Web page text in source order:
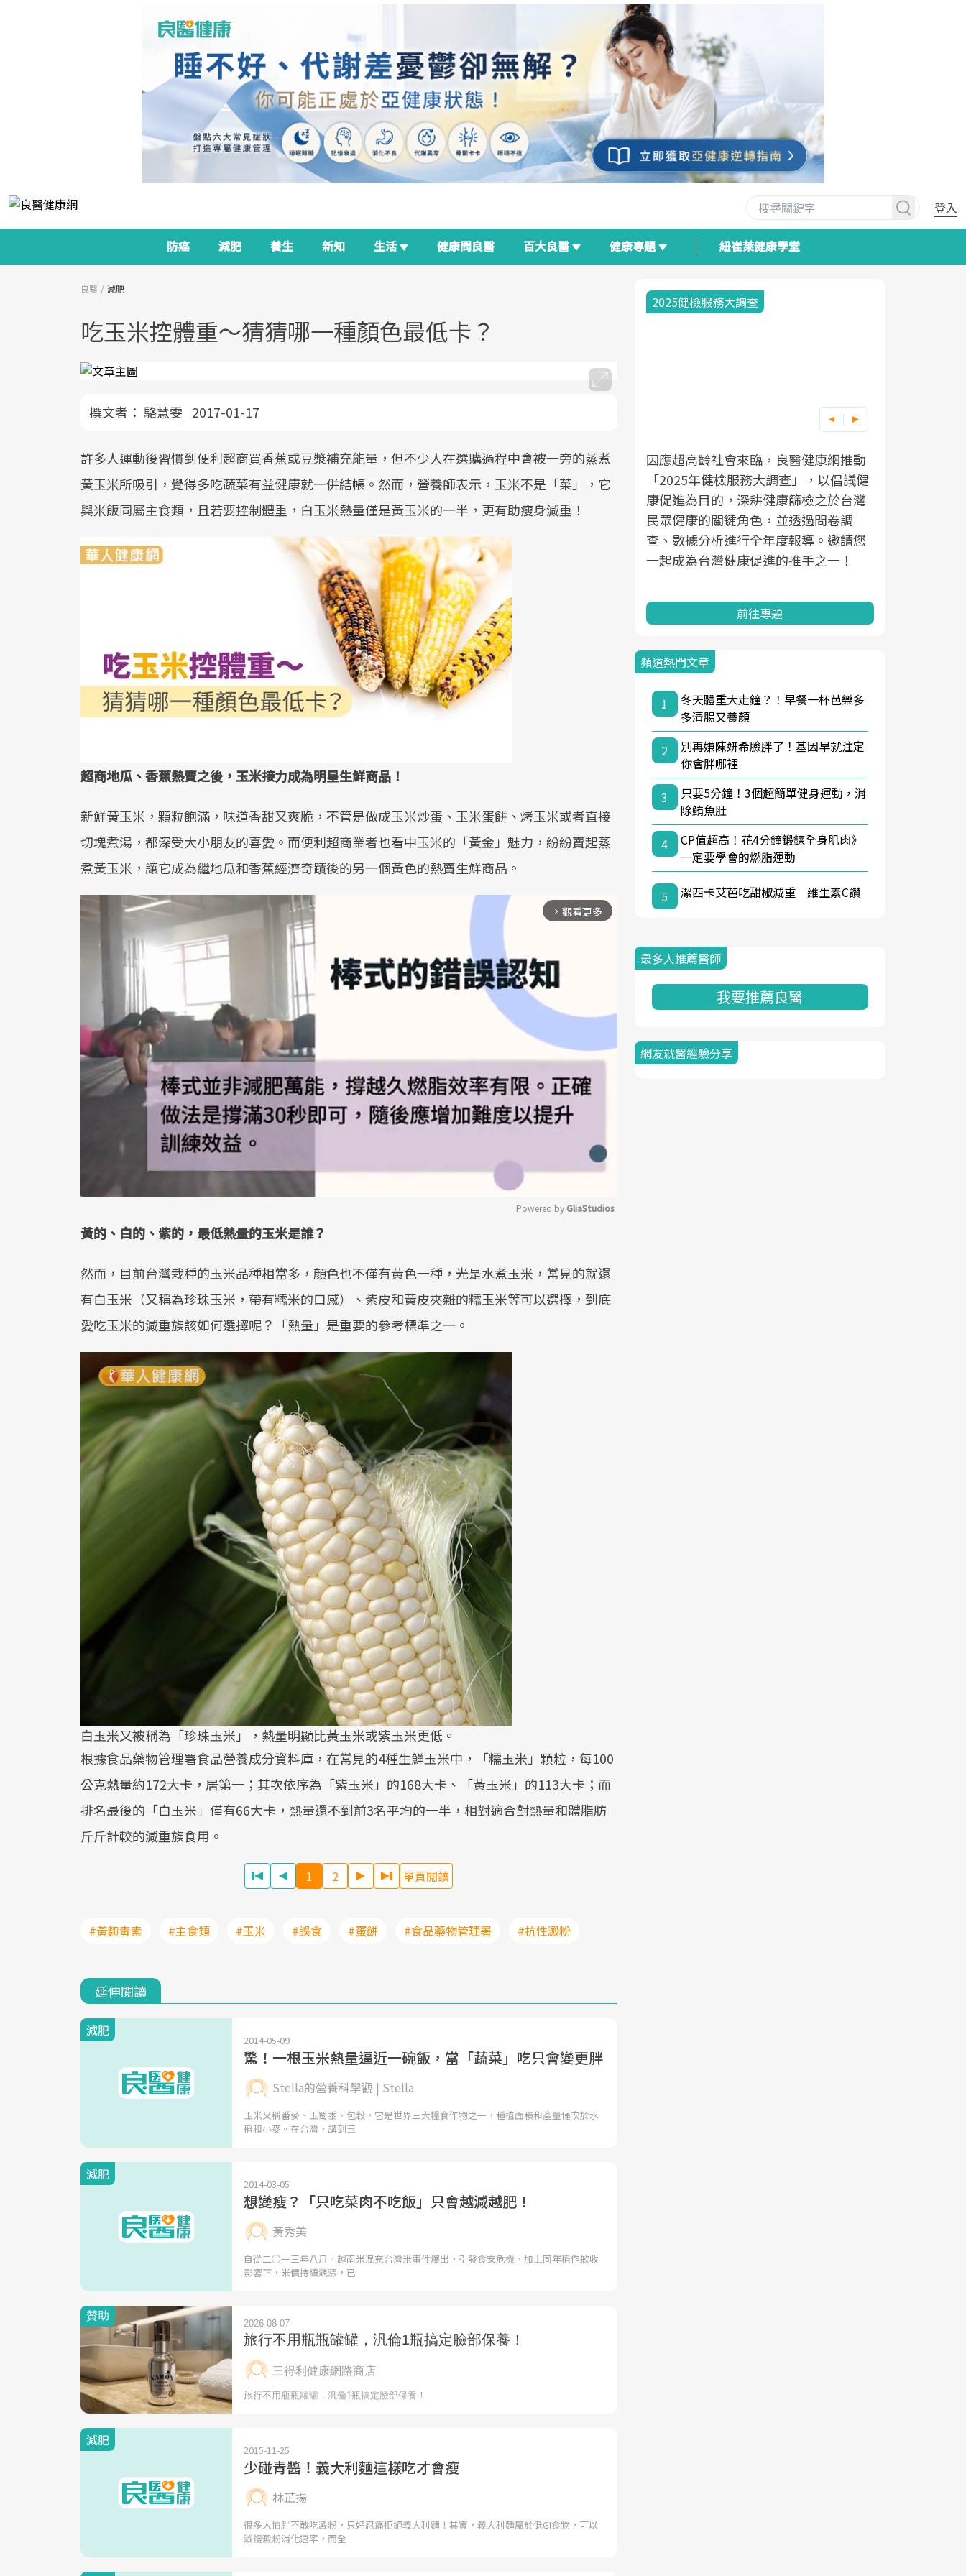
登入
防癌 減肥 養生 新知 生活 健康問良醫 百大良醫 健康專題 紐崔萊健康學堂
良醫 減肥
吃玉米控體重～猜猜哪一種顏色最低卡？
撰文者： 駱慧雯 2017-01-17
許多人運動後習慣到便利超商買香蕉或豆漿補充能量，但不少人在選購過程中會被一旁的蒸煮
黃玉米所吸引，覺得多吃蔬菜有益健康就一併結帳。然而，營養師表示，玉米不是「菜」，它
與米飯同屬主食類，且若要控制體重，白玉米熱量僅是黃玉米的一半，更有助瘦身減重！
超商地瓜、香蕉熱賣之後，玉米接力成為明星生鮮商品！
新鮮黃玉米，顆粒飽滿，味道香甜又爽脆，不管是做成玉米炒蛋、玉米蛋餅、烤玉米或者直接
切塊煮湯，都深受大小朋友的喜愛。而便利超商業者也看中玉米的「黃金」魅力，紛紛賣起蒸
煮黃玉米，讓它成為繼地瓜和香蕉經濟奇蹟後的另一個黃色的熱賣生鮮商品。
arrow_forward_ios 觀看更多
Powered by GliaStudios
黃的、白的、紫的，最低熱量的玉米是誰？
然而，目前台灣栽種的玉米品種相當多，顏色也不僅有黃色一種，光是水煮玉米，常見的就還
有白玉米（又稱為珍珠玉米，帶有糯米的口感）、紫皮和黃皮夾雜的糯玉米等可以選擇，到底
愛吃玉米的減重族該如何選擇呢？「熱量」是重要的參考標準之一。
白玉米又被稱為「珍珠玉米」，熱量明顯比黃玉米或紫玉米更低。
根據食品藥物管理署食品營養成分資料庫，在常見的4種生鮮玉米中，「糯玉米」顆粒，每100
公克熱量約172大卡，居第一；其次依序為「紫玉米」的168大卡、「黃玉米」的113大卡；而
排名最後的「白玉米」僅有66大卡，熱量還不到前3名平均的一半，相對適合對熱量和體脂肪
斤斤計較的減重族食用。
1 2 單頁閱讀
#黃麴毒素 #主食類 #玉米 #誤食 #蛋餅 #食品藥物管理署 #抗性澱粉
延伸閱讀
減肥
2014-05-09
驚！一根玉米熱量逼近一碗飯，當「蔬菜」吃只會變更胖
Stella的營養科學觀 | Stella
玉米又稱番麥、玉蜀黍、包穀，它是世界三大糧食作物之一，種植面積和產量僅次於水
稻和小麥。在台灣，講到玉
減肥
2014-03-05
想變瘦？「只吃菜肉不吃飯」只會越減越肥！
黃秀美
自從二○一三年八月，越南米混充台灣米事件爆出，引發食安危機，加上同年稻作歉收
影響下，米價持續飆漲，已
減肥
2015-11-25
少碰青醬！義大利麵這樣吃才會瘦
林芷揚
很多人怕胖不敢吃澱粉，只好忍痛拒絕義大利麵！其實，義大利麵屬於低GI食物，可以
減慢澱粉消化速率，而全
面對超高齡社會的浪潮，台灣正在快速
邁向「健康照護」的新時代。隨著國家
政策如「健康台灣推動委員會」與「長
照3.0」的推進，「預防醫學」已成全民
關注的核心議題。然而，健檢不只是醫
療院所的服務，更是民眾了解自身健康
狀況、啟動健康管理的重要起點。
前往專題
2025年，就到良醫生活祭體驗「一站式
健康新生活」，從講座、體驗到運動，
全面啟動你的健康革命！
前往專題
良醫健康網從「換季的身體變化」出
發，透過醫學觀點與日常感受的對話，
建立對亞健康的認知，進而引導實際的
改善行動。
前往專題
根據不同性別與年齡，帶你找到過去、
現在、未來的健康節點，理解身體的變
化，知道該如何照顧自己。
前往專題
2025健檢服務大調查
因應超高齡社會來臨，良醫健康網推動
「2025年健檢服務大調查」，以倡議健
康促進為目的，深耕健康篩檢之於台灣
民眾健康的關鍵角色，並透過問卷調
查、數據分析進行全年度報導。邀請您
一起成為台灣健康促進的推手之一！
前往專題
頻道熱門文章
1
冬天體重大走鐘？！早餐一杯芭樂多
多清腸又養顏
2
別再嫌陳妍希臉胖了！基因早就注定
你會胖哪裡
3
只要5分鐘！3個超簡單健身運動，消
除鮪魚肚
4
CP值超高！花4分鐘鍛鍊全身肌肉》
一定要學會的燃脂運動
5 潔西卡艾芭吃甜椒減重 維生素C讚
最多人推薦醫師
我要推薦良醫
網友就醫經驗分享